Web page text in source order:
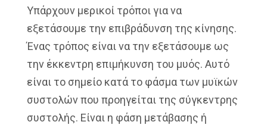
Υπάρχουν μερικοί τρόποι για να
εξετάσουμε την επιβράδυνση της κίνησης.
Ένας τρόπος είναι να την εξετάσουμε ως
την έκκεντρη επιμήκυνση του μυός. Αυτό
είναι το σημείο κατά το φάσμα των μυϊκών
συστολών που προηγείται της σύγκεντρης
συστολής. Είναι η φάση μετάβασης ή